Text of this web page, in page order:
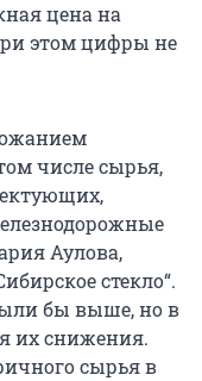
цена на
этом цифры не
числе сырья,
Аулова,
стекло“.
бы выше, но в
их снижения.
сырья в